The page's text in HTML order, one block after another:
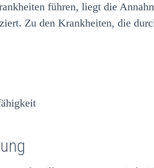
führen, liegt die
Zu den Krankheiten, die